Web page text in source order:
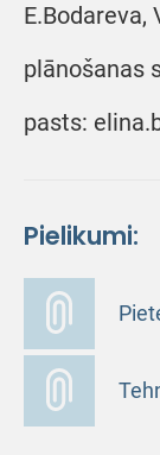
plānošanas
pasts:
Pielikumi: